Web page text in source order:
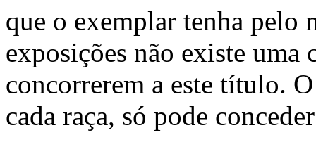
que o exemplar tenha pelo
exposições não existe uma
concorrerem a este título.
cada raça, só pode